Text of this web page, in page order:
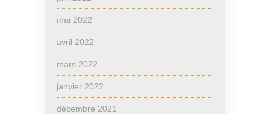
mai 2022
avril 2022
mars 2022
janvier 2022
décembre 2021